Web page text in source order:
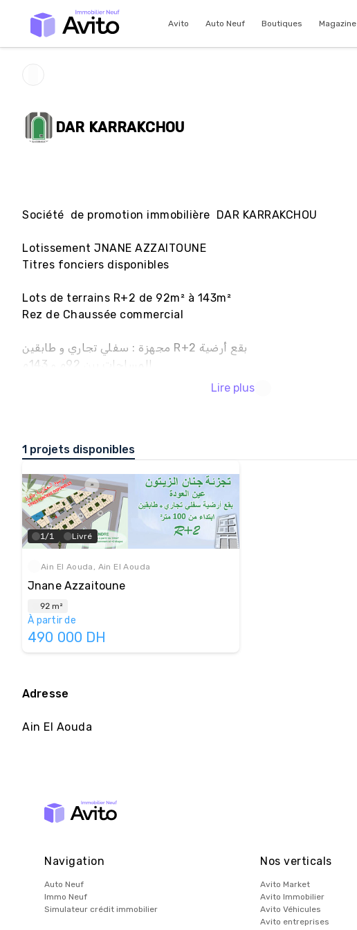
Avito Auto Neuf Boutiques Magazine
DAR KARRAKCHOU
Société  de promotion immobilière  DAR KARRAKCHOU
Lotissement JNANE AZZAITOUNE
Titres fonciers disponibles
Lots de terrains R+2 de 92m² à 143m²
Rez de Chaussée commercial
مجهزة : سفلي تجاري و طابقين R+2 بقع أرضية
Lire plus
1 projets disponibles
1/1 Livré
Ain El Aouda, Ain El Aouda
Jnane Azzaitoune
92 m²
À partir de
490 000 DH
Adresse
Ain El Aouda
Navigation
Auto Neuf
Immo Neuf
Simulateur crédit immobilier
Nos verticals
Avito Market
Avito Immobilier
Avito Véhicules
Avito entreprises